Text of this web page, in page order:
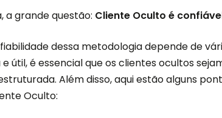
a grande questão: Cliente Oculto é
dessa metodologia depende de
e útil, é essencial que os clientes ocultos
Além disso, aqui estão alguns
Oculto: